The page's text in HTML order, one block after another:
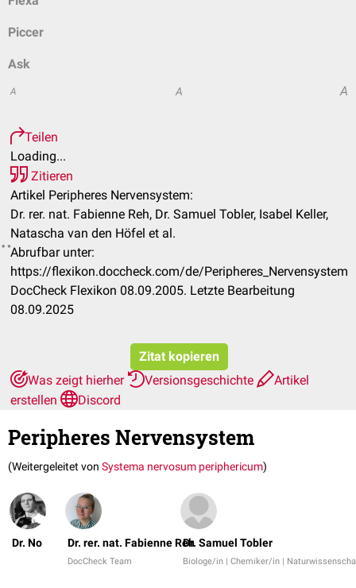
Piccer
Ask
A A A
Teilen
Loading...
Zitieren
Artikel Peripheres Nervensystem:
Dr. rer. nat. Fabienne Reh, Dr. Samuel Tobler, Isabel Keller,
Natascha van den Höfel et al.
Abrufbar unter:
https://flexikon.doccheck.com/de/Peripheres_Nervensystem
DocCheck Flexikon 08.09.2005. Letzte Bearbeitung
08.09.2025
Zitat kopieren
Was zeigt hierher
Versionsgeschichte
Artikel
erstellen
Discord
Peripheres Nervensystem
(Weitergeleitet von Systema nervosum periphericum)
Dr. No Dr. rer. nat. Fabienne Reh
DocCheck Team
Dr. Samuel Tobler
Biologe/in | Chemiker/in |